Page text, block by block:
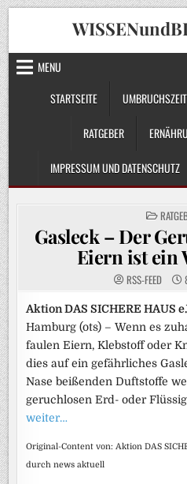
Skip
to
content
MENU
STARTSEITE
UMBRUCHSZEIT
RATGEBER
IMPRESSUM UND DATENSCHUTZ
POSTED
IN
Gasleck – Der
Eiern ist ein
RSS-FEED
Aktion DAS SICHERE HAUS
Hamburg (ots) – Wenn es
faulen Eiern, Klebstoff oder
dies auf ein gefährliches
Nase beißenden Duftstoffe
geruchlosen Erd- oder
weiter…
Original-Content von: Aktion DAS
durch news aktuell